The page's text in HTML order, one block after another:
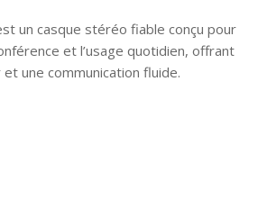
un casque stéréo fiable conçu pour
et l’usage quotidien, offrant
et une communication fluide.